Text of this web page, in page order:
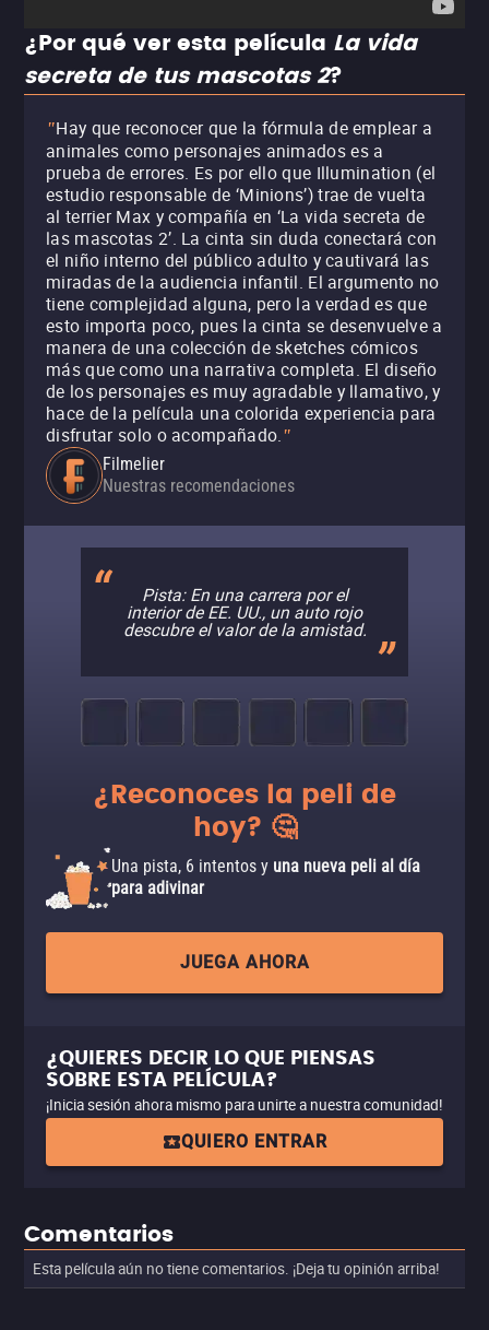
¿Por qué ver esta película La vida
secreta de tus mascotas 2?
"Hay que reconocer que la fórmula de emplear a
animales como personajes animados es a
prueba de errores. Es por ello que Illumination (el
estudio responsable de ‘Minions’) trae de vuelta
al terrier Max y compañía en ‘La vida secreta de
las mascotas 2’. La cinta sin duda conectará con
el niño interno del público adulto y cautivará las
miradas de la audiencia infantil. El argumento no
tiene complejidad alguna, pero la verdad es que
esto importa poco, pues la cinta se desenvuelve a
manera de una colección de sketches cómicos
más que como una narrativa completa. El diseño
de los personajes es muy agradable y llamativo, y
hace de la película una colorida experiencia para
disfrutar solo o acompañado."
Filmelier
Nuestras recomendaciones
Pista: En una carrera por el
interior de EE. UU., un auto rojo
descubre el valor de la amistad.
¿Reconoces la peli de
hoy? 🤔
Una pista, 6 intentos y una nueva peli al día
para adivinar
JUEGA AHORA
¿QUIERES DECIR LO QUE PIENSAS
SOBRE ESTA PELÍCULA?
¡Inicia sesión ahora mismo para unirte a nuestra comunidad!
QUIERO ENTRAR
Comentarios
Esta película aún no tiene comentarios. ¡Deja tu opinión arriba!